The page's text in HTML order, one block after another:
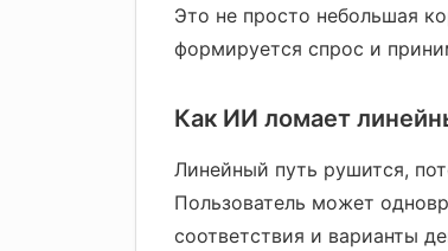
Это не просто небольшая
формируется спрос и
Как ИИ ломает
Линейный путь рушится,
Пользователь может
соответствия и варианты